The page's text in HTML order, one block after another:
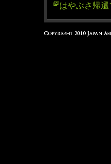
はやぶさ帰